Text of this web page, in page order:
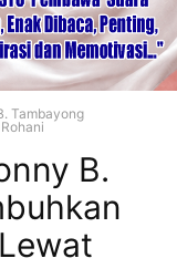
Tambayong
B.